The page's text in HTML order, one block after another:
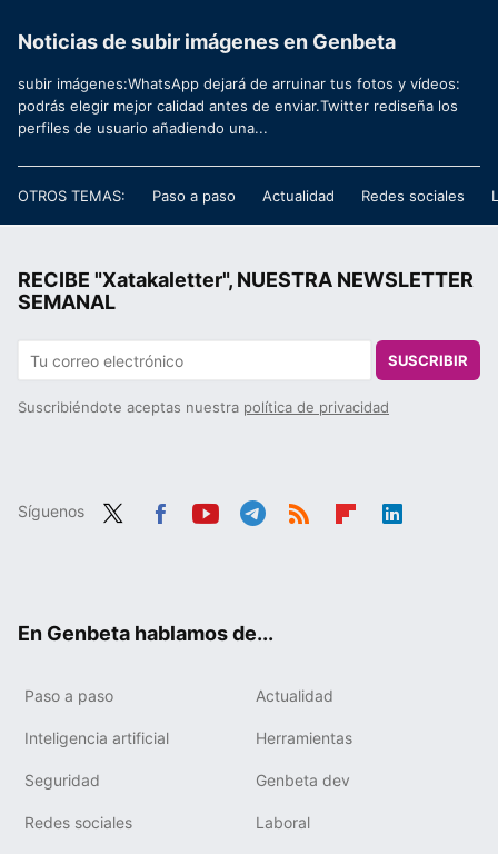
Noticias de subir imágenes en Genbeta
subir imágenes:WhatsApp dejará de arruinar tus fotos y vídeos:
podrás elegir mejor calidad antes de enviar.Twitter rediseña los
perfiles de usuario añadiendo una...
OTROS TEMAS: Paso a paso Actualidad Redes sociales
RECIBE "Xatakaletter", NUESTRA NEWSLETTER
SEMANAL
SUSCRIBIR
Suscribiéndote aceptas nuestra política de privacidad
Síguenos
En Genbeta hablamos de...
Paso a paso Actualidad
Inteligencia artificial Herramientas
Seguridad Genbeta dev
Redes sociales Laboral